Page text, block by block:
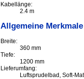
Kabellänge:
2.4 m
Allgemeine Merkmale
Breite:
360 mm
Tiefe:
1200 mm
Lieferumfang:
Luftsprudelbad, Soft-